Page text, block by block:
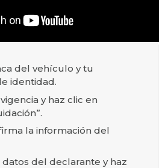
del vehículo y tu
identidad.
y haz clic en
la información del
del declarante y haz